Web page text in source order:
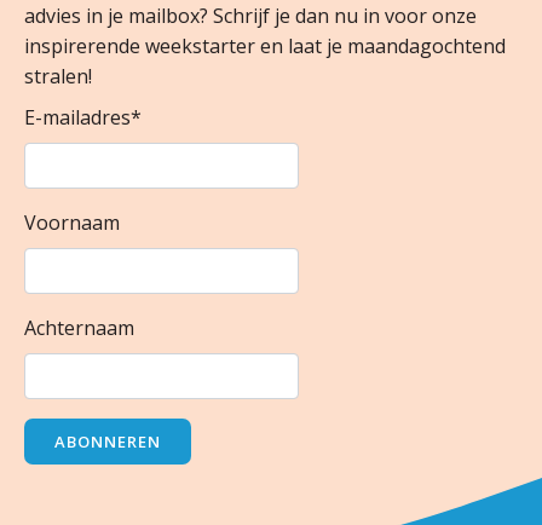
advies in je mailbox? Schrijf je dan nu in voor onze
inspirerende weekstarter en laat je maandagochtend
stralen!
E-mailadres*
Voornaam
Achternaam
ABONNEREN